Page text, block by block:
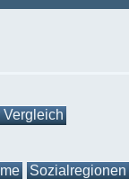
Vergleich
Sozialregionen